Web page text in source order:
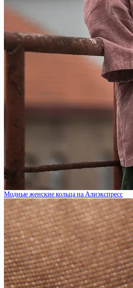
Модные женские кольца на Алиэкспресс